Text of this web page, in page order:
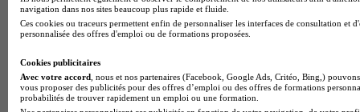
lycee jacques vaucanson forme des professionnels polyvalents
maitrisant l'ensemble de la chaine de restauration rapide,
collective et en cafeteria. au programme : techniques de
service en restauration pour accueillir et servir la clientele,
ainsi que les regles de prevention, sante et environnement
indispensables au secteur. les apprenants developpent des
navigation dans nos sites beaucoup plus rapide et fluide.
Ces cookies ou traceurs permettent enfin de personnaliser les interfaces de consultation et
personnalisée des offres d'emploi ou de formations proposées.
Cookies publicitaires
Avec votre accord , nous et nos partenaires (Facebook, Google Ads, Critéo, Bing,)
vous proposer des publicités pour des offres d’emploi ou des offres de formations
probabilités de trouver rapidement un emploi ou une formation.